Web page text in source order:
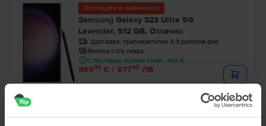
Последен в наличност
Samsung Galaxy S23 Ultra 5G
Lavender, 512 GB, Отлично
Доставка: приблизително 2-3 работни дни
Вноски с 0% лихва
Спестяваш спрямо Ново: 400 €
49999 € / 97790 ЛВ
Samsung Galaxy S24 Ultra 5G Dual Sim